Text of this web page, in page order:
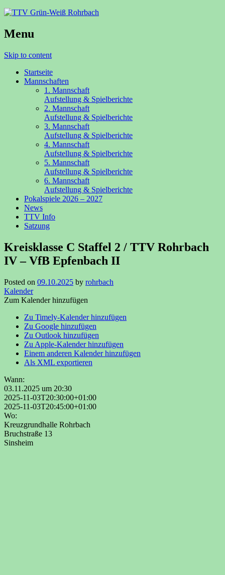
Menu
Skip to content
Startseite
Mannschaften
1. Mannschaft
Aufstellung & Spielberichte
2. Mannschaft
Aufstellung & Spielberichte
3. Mannschaft
Aufstellung & Spielberichte
4. Mannschaft
Aufstellung & Spielberichte
5. Mannschaft
Aufstellung & Spielberichte
6. Mannschaft
Aufstellung & Spielberichte
Pokalspiele 2026 – 2027
News
TTV Info
Satzung
Kreisklasse C Staffel 2 / TTV Rohrbach
IV – VfB Epfenbach II
Posted on 09.10.2025 by rohrbach
Kalender
Zum Kalender hinzufügen
Zu Timely-Kalender hinzufügen
Zu Google hinzufügen
Zu Outlook hinzufügen
Zu Apple-Kalender hinzufügen
Einem anderen Kalender hinzufügen
Als XML exportieren
Wann:
03.11.2025 um 20:30
2025-11-03T20:30:00+01:00
2025-11-03T20:45:00+01:00
Wo:
Kreuzgrundhalle Rohrbach
Bruchstraße 13
Sinsheim